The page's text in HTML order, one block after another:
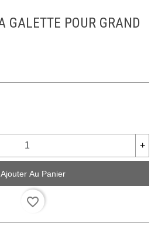
GALETTE POUR GRAND
+
Ajouter Au Panier
favorite_border